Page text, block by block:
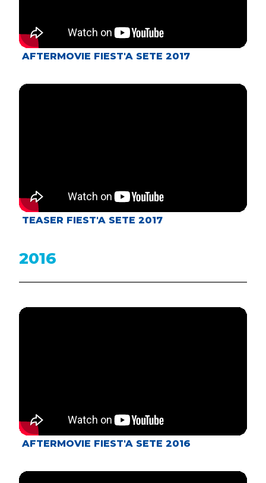
AFTERMOVIE FIEST'A SETE 2017
TEASER FIEST'A SETE 2017
2016
AFTERMOVIE FIEST'A SETE 2016